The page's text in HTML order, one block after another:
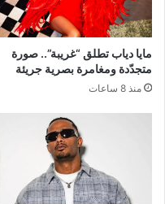
مايا دياب تطلق “غريبة”.. صورة
متجدّدة ومغامرة بصرية جريئة
منذ 8 ساعات